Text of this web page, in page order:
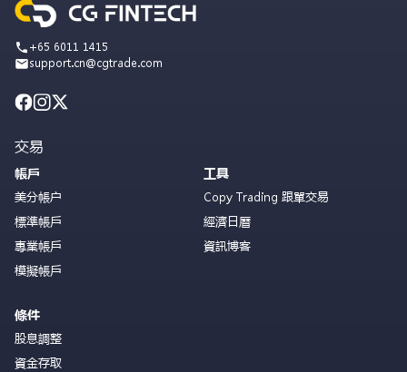
+65 6011 1415
support.cn@cgtrade.com
交易
帳戶
美分帳户
標準帳戶
專業帳戶
模擬帳戶
條件
股息調整
資金存取
工具
Copy Trading 跟單交易
經濟日曆
資訊博客